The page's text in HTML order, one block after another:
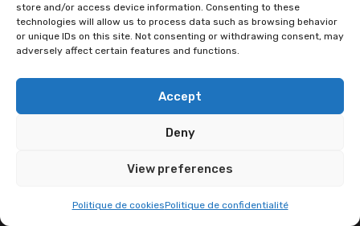
store and/or access device information. Consenting to these
technologies will allow us to process data such as browsing behavior
or unique IDs on this site. Not consenting or withdrawing consent, may
adversely affect certain features and functions.
Accept
Deny
View preferences
Politique de cookiesPolitique de confidentialité
Programme sous réserve de
modification